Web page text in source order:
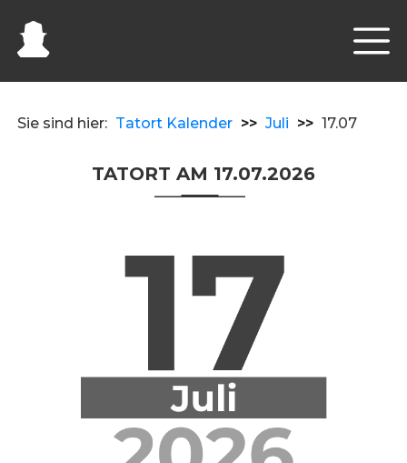
Sie sind hier: Tatort Kalender >> Juli >> 17.07
TATORT AM 17.07.2026